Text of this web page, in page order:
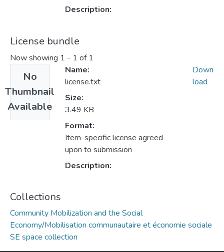
Description:
License bundle
Now showing 1 - 1 of 1
No
Thumbnail
Available
Name:
license.txt
Size:
3.49 KB
Format:
Item-specific license agreed
upon to submission
Description:
Down
load
Collections
Community Mobilization and the Social
Economy/Mobilisation communautaire et économie sociale
SE space collection